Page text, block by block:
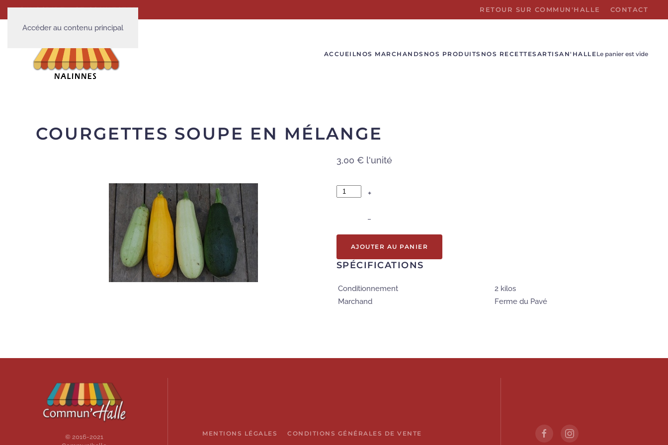
Accéder au contenu principal
S'INSCRIRE SE CONNECTER RETOUR SUR COMMUN'HALLE CONTACT
ACCUEILNOS MARCHANDS NOS PRODUITS NOS RECETTES ARTISAN'HALLELe panier est vide
COURGETTES SOUPE EN MÉLANGE
3,00 € l'unité
+
–
AJOUTER AU PANIER
SPÉCIFICATIONS
Conditionnement
2 kilos
Marchand
Ferme du Pavé
© 2016-2021
MENTIONS LÉGALES CONDITIONS GÉNÉRALES DE VENTE